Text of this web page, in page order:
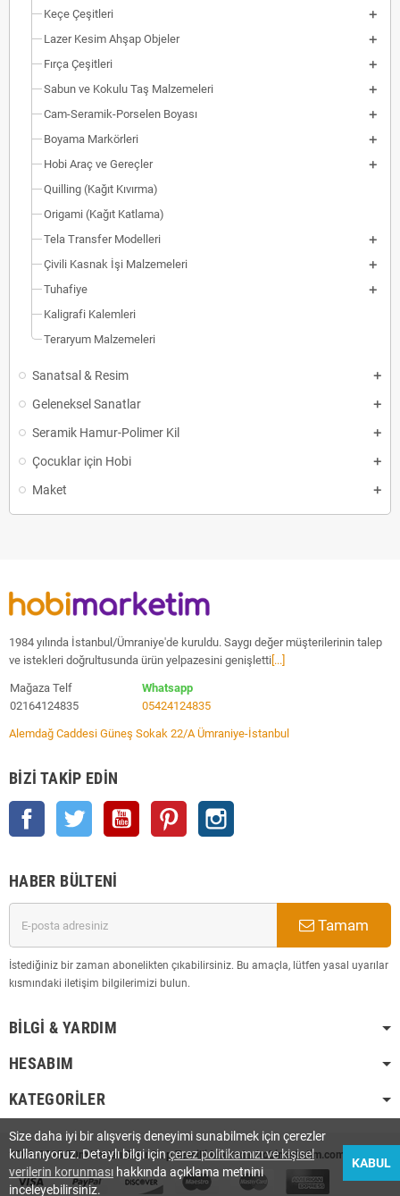
Keçe Çeşitleri
Lazer Kesim Ahşap Objeler
Fırça Çeşitleri
Sabun ve Kokulu Taş Malzemeleri
Cam-Seramik-Porselen Boyası
Boyama Markörleri
Hobi Araç ve Gereçler
Quilling (Kağıt Kıvırma)
Origami (Kağıt Katlama)
Tela Transfer Modelleri
Çivili Kasnak İşi Malzemeleri
Tuhafiye
Kaligrafi Kalemleri
Teraryum Malzemeleri
Sanatsal & Resim
Geleneksel Sanatlar
Seramik Hamur-Polimer Kil
Çocuklar için Hobi
Maket
1984 yılında İstanbul/Ümraniye'de kuruldu. Saygı değer müşterilerinin talep
ve istekleri doğrultusunda ürün yelpazesini genişletti [...]
Mağaza Telf
02164124835
Whatsapp
05424124835
Alemdağ Caddesi Güneş Sokak 22/A Ümraniye-İstanbul
BIZI TAKIP EDIN
Facebook Twitter YouTube Pinterest
HABER BÜLTENI
Tamam
İstediğiniz bir zaman abonelikten çıkabilirsiniz. Bu amaçla, lütfen yasal uyarılar
kısmındaki iletişim bilgilerimizi bulun.
BILGI & YARDIM
HESABIM
KATEGORILER
2008-2025 Tüm Hakları Saklı Olup Tescilli Markadır. hobimarketim.com
Size daha iyi bir alışveriş deneyimi sunabilmek için çerezler
kullanıyoruz. Detaylı bilgi içinçerez politikamızı ve kişisel
verilerin korunması hakkında açıklama metnini
inceleyebilirsiniz.
KABUL